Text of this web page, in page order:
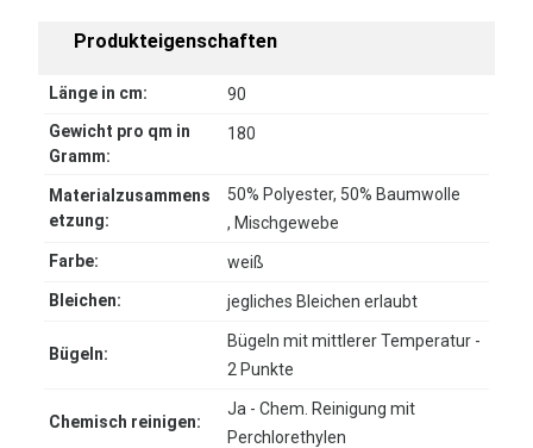
Produkteigenschaften
Länge in cm:
90
Gewicht pro qm in
Gramm:
180
Materialzusammens
etzung:
50% Polyester, 50% Baumwolle
, Mischgewebe
Farbe:
weiß
Bleichen:
jegliches Bleichen erlaubt
Bügeln:
Bügeln mit mittlerer Temperatur -
2 Punkte
Chemisch reinigen:
Ja - Chem. Reinigung mit
Perchlorethylen